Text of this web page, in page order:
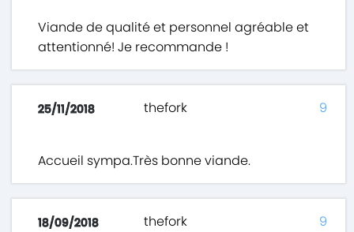
Viande de qualité et personnel agréable et
attentionné! Je recommande !
25/11/2018 thefork
Accueil sympa.Très bonne viande.
9
18/09/2018 thefork 9